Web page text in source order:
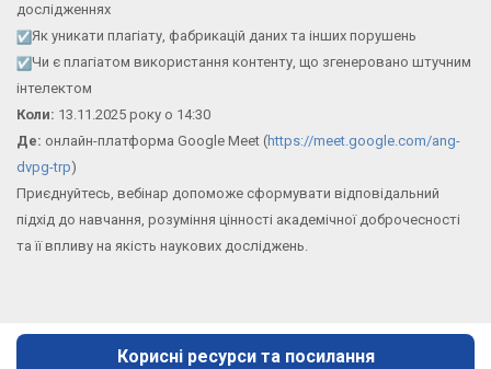
дослідженнях
Як уникати плагіату, фабрикацій даних та інших порушень
Чи є плагіатом використання контенту, що згенеровано штучним
інтелектом
Коли: 13.11.2025 року о 14:30
Де: онлайн-платформа Google Meet (https://meet.google.com/ang-
dvpg-trp)
Приєднуйтесь, вебінар допоможе сформувати відповідальний
підхід до навчання, розуміння цінності академічної доброчесності
та її впливу на якість наукових досліджень.
Корисні ресурси та посилання